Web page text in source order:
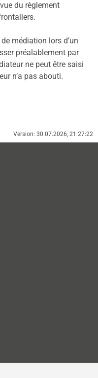
du règlement
médiation lors d’un
préalablement par
ne peut être saisi
n’a pas abouti.
Version: 30.07.2026, 21:27:22